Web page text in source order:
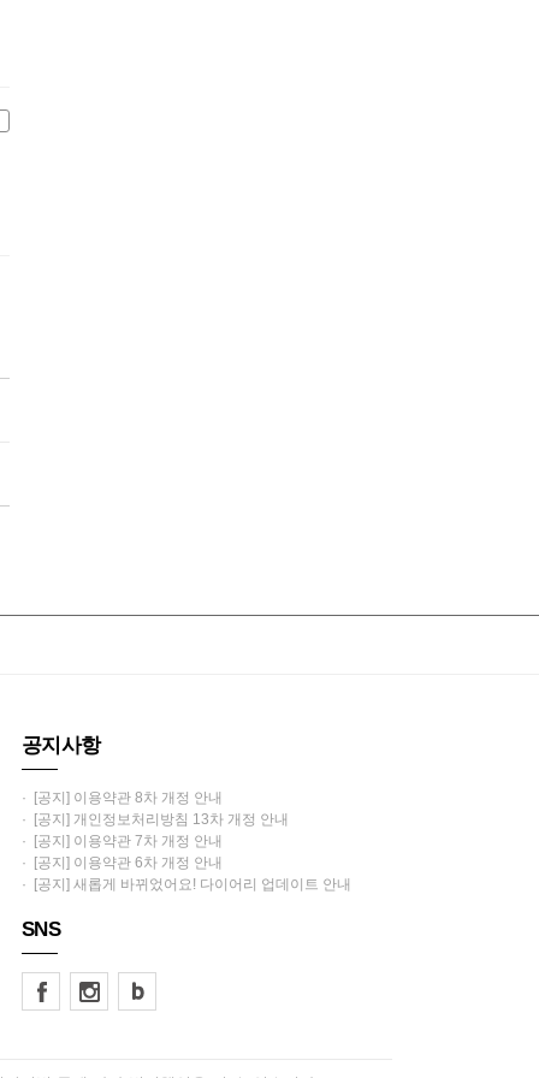
공지사항
· [공지] 이용약관 8차 개정 안내
· [공지] 개인정보처리방침 13차 개정 안내
· [공지] 이용약관 7차 개정 안내
· [공지] 이용약관 6차 개정 안내
· [공지] 새롭게 바뀌었어요! 다이어리 업데이트 안내
SNS